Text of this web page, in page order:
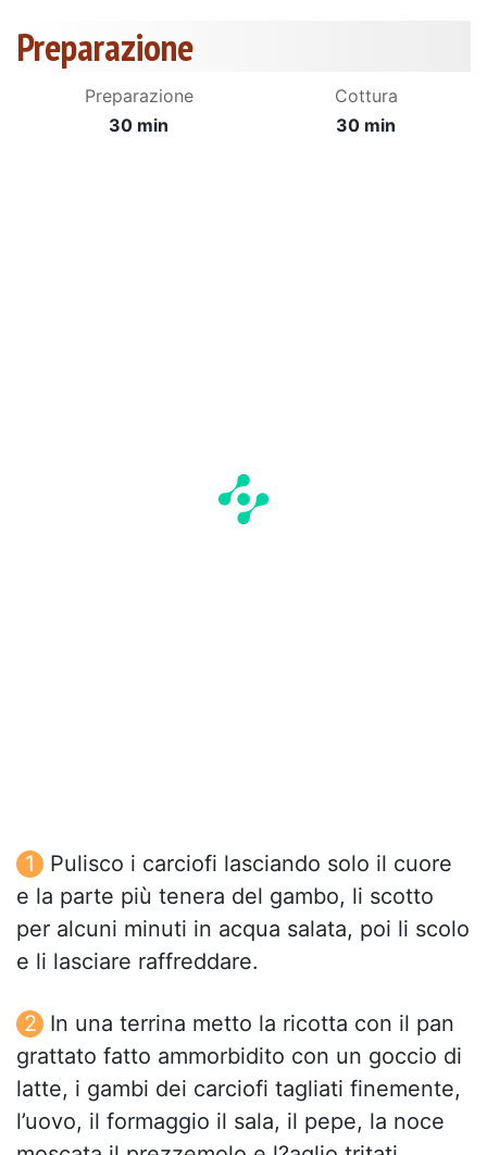
Preparazione
Preparazione
30 min
Cottura
30 min
Pulisco i carciofi lasciando solo il cuore
e la parte più tenera del gambo, li scotto
per alcuni minuti in acqua salata, poi li scolo
e li lasciare raffreddare.
In una terrina metto la ricotta con il pan
grattato fatto ammorbidito con un goccio di
latte, i gambi dei carciofi tagliati finemente,
l’uovo, il formaggio il sala, il pepe, la noce